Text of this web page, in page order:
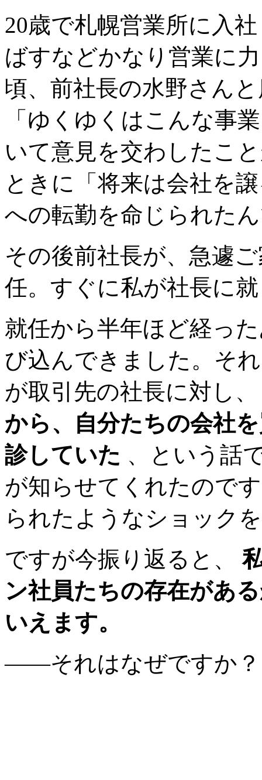
20歳で札幌営業所に入
ばすなどかなり営業に
頃、前社長の水野さん
「ゆくゆくはこんな事
いて意見を交わしたこ
ときに「将来は会社を
への転勤を命じられた
その後前社長が、急遽
任。すぐに私が社長に
就任から半年ほど経っ
び込んできました。そ
が取引先の社長に対し
から、自分たちの会社
診していた 、という話
が知らせてくれたので
られたようなショック
ですが今振り返ると、
ン社員たちの存在があ
いえます。
――それはなぜですか？